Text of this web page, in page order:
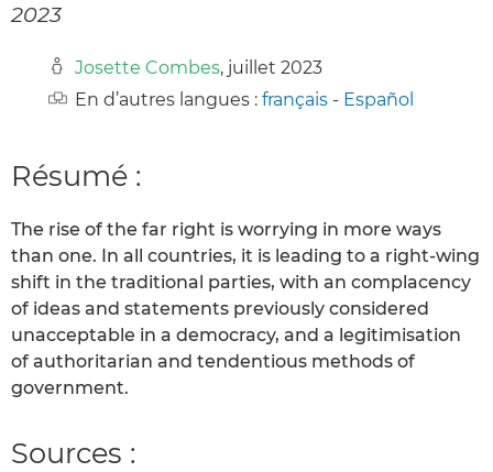
2023
Josette Combes, juillet 2023
En d’autres langues : français - Español
Résumé :
The rise of the far right is worrying in more ways
than one. In all countries, it is leading to a right-wing
shift in the traditional parties, with an complacency
of ideas and statements previously considered
unacceptable in a democracy, and a legitimisation
of authoritarian and tendentious methods of
government.
Sources :